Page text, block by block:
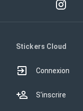
Stickers Cloud
Connexion
S'inscrire